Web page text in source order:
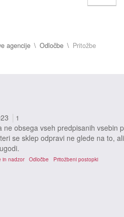
agencije Odločbe Pritožbe
1
ne obsega vseh predpisanih vsebin
se sklep odpravi ne glede na to,
in nadzor Odločbe Pritožbeni postopki